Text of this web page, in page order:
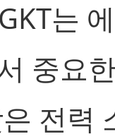
는
중요
전력